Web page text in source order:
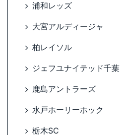
浦和レッズ
大宮アルディージャ
柏レイソル
ジェフユナイテッド千葉
鹿島アントラーズ
水戸ホーリーホック
栃木SC